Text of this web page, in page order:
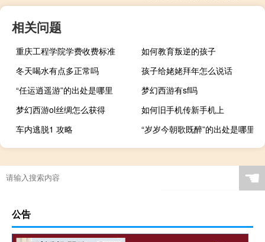
相关问题
重庆工程学院学费收费标准
如何教育叛逆的孩子
冬天喝水有点多正常吗
孩子给姥姥拜年怎么说话
“任运逍遥游”的出处是哪里
梦幻西游有sf吗
梦幻西游ol丝绸怎么获得
如何旧手机传新手机上
车内逃脱1 攻略
“岁岁今朝歌既醉”的出处是哪里
☚
公告